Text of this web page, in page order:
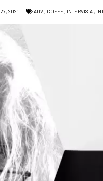
2021 ADV, COFFE, INTERVISTA,